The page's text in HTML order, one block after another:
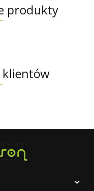
produkty
klientów